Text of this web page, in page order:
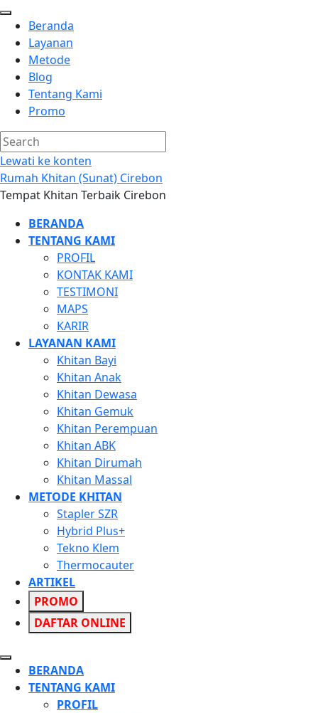
Beranda
Layanan
Metode
Blog
Tentang Kami
Promo
Lewati ke konten
Rumah Khitan (Sunat) Cirebon
Tempat Khitan Terbaik Cirebon
BERANDA
TENTANG KAMI
PROFIL
KONTAK KAMI
TESTIMONI
MAPS
KARIR
LAYANAN KAMI
Khitan Bayi
Khitan Anak
Khitan Dewasa
Khitan Gemuk
Khitan Perempuan
Khitan ABK
Khitan Dirumah
Khitan Massal
METODE KHITAN
Stapler SZR
Hybrid Plus+
Tekno Klem
Thermocauter
ARTIKEL
PROMO
DAFTAR ONLINE
BERANDA
TENTANG KAMI
PROFIL